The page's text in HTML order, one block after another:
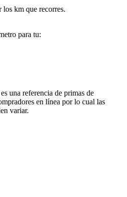
los km que recorres.
para tu:
una referencia de primas de
en línea por lo cual las
variar.